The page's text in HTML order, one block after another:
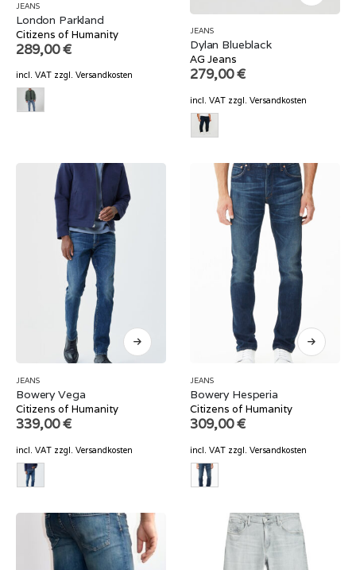
JEANS
London Parkland
Citizens of Humanity
289,00€
incl. VAT zzgl. Versandkosten
JEANS
Dylan Blueblack
AG Jeans
279,00€
incl. VAT zzgl. Versandkosten
JEANS
Bowery Vega
Citizens of Humanity
339,00€
incl. VAT zzgl. Versandkosten
JEANS
Bowery Hesperia
Citizens of Humanity
309,00€
incl. VAT zzgl. Versandkosten